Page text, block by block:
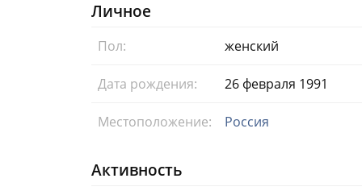
Личное
Пол: женский
Дата рождения: 26 февраля 1991
Местоположение: Россия
Активность